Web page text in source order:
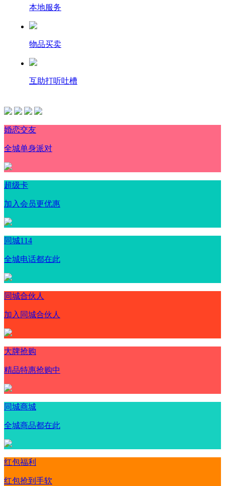
本地服务
物品买卖
互助打听吐槽
婚恋交友
全城单身派对
超级卡
加入会员更优惠
同城114
全城电话都在此
同城合伙人
加入同城合伙人
大牌抢购
精品特惠抢购中
同城商城
全城商品都在此
红包福利
红包抢到手软